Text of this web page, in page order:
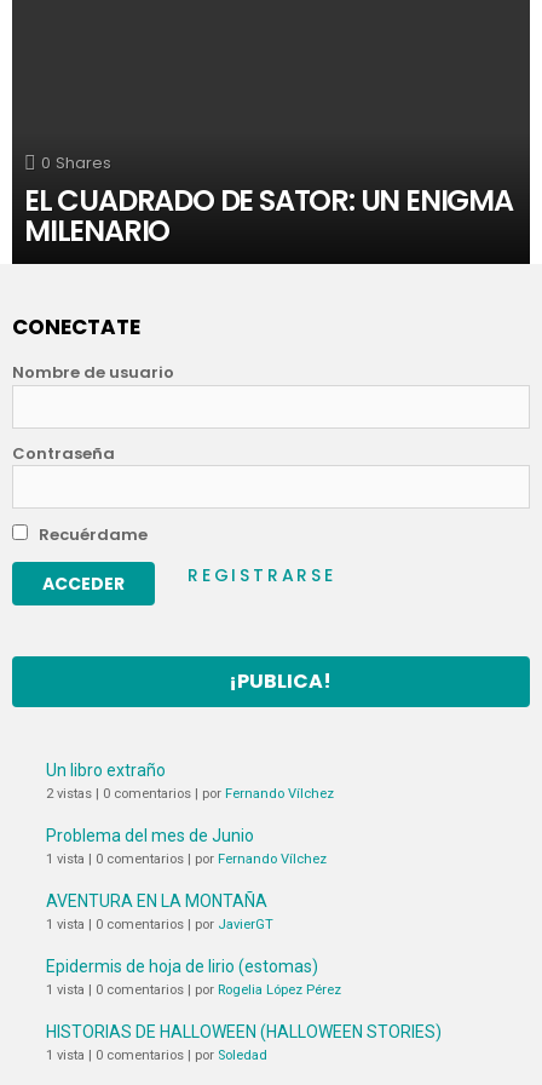
0 Shares
EL CUADRADO DE SATOR: UN ENIGMA
MILENARIO
CONECTATE
Nombre de usuario
Contraseña
Recuérdame
REGISTRARSE
¡PUBLICA!
Un libro extraño
2 vistas 0 comentarios por Fernando Vílchez
Problema del mes de Junio
1 vista 0 comentarios por Fernando Vílchez
AVENTURA EN LA MONTAÑA
1 vista 0 comentarios por JavierGT
Epidermis de hoja de lirio (estomas)
1 vista 0 comentarios por Rogelia López Pérez
HISTORIAS DE HALLOWEEN (HALLOWEEN STORIES)
1 vista 0 comentarios por Soledad